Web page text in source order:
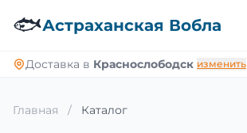
🐟Астраханская Вобла
Доставка в Краснослободск изменить
Главная / Каталог